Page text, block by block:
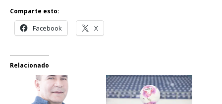
Comparte esto:
Facebook X
Relacionado